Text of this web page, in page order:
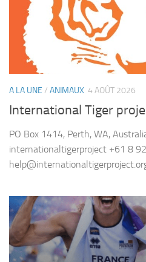
A LA UNE / ANIMAUX 4 AOÛT 2026
International Tiger
PO Box 1414, Perth, WA,
internationaltigerproject +61 8